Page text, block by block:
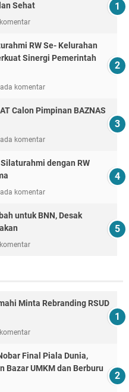
Sehat
RW Se- Kelurahan
Sinergi Pemerintah
komentar
Calon Pimpinan BAZNAS
komentar
dengan RW
komentar
untuk BNN, Desak
Minta Rebranding RSUD
Final Piala Dunia,
Bazar UMKM dan Berburu